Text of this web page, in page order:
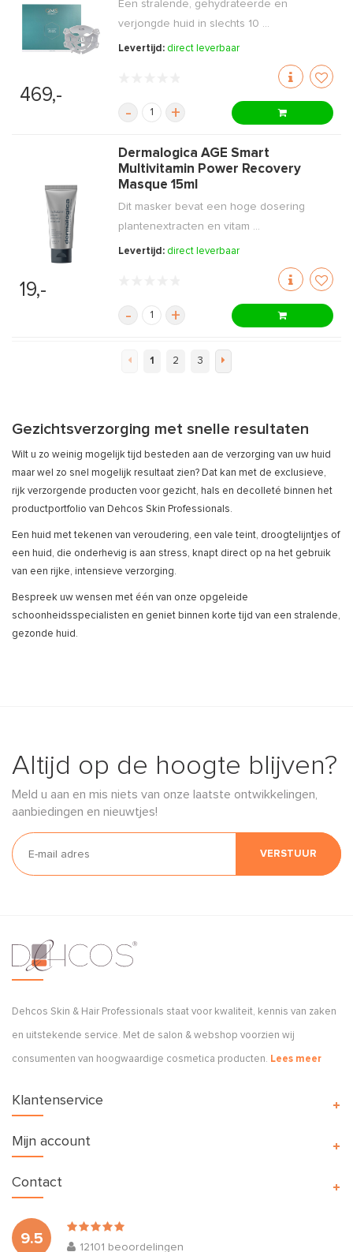
469,-
Een stralende, gehydrateerde en
verjongde huid in slechts 10 ...
Levertijd: direct leverbaar
- +
19,-
Dermalogica AGE Smart
Multivitamin Power Recovery
Masque 15ml
Dit masker bevat een hoge dosering
plantenextracten en vitam ...
Levertijd: direct leverbaar
- +
1 2 3
Gezichtsverzorging met snelle resultaten
Wilt u zo weinig mogelijk tijd besteden aan de verzorging van uw huid
maar wel zo snel mogelijk resultaat zien? Dat kan met de exclusieve,
rijk verzorgende producten voor gezicht, hals en decolleté binnen het
productportfolio van Dehcos Skin Professionals.
Een huid met tekenen van veroudering, een vale teint, droogtelijntjes of
een huid, die onderhevig is aan stress, knapt direct op na het gebruik
van een rijke, intensieve verzorging.
Bespreek uw wensen met één van onze opgeleide
schoonheidsspecialisten en geniet binnen korte tijd van een stralende,
gezonde huid.
Altijd op de hoogte blijven?
Meld u aan en mis niets van onze laatste ontwikkelingen,
aanbiedingen en nieuwtjes!
VERSTUUR
Dehcos Skin & Hair Professionals staat voor kwaliteit, kennis van zaken
en uitstekende service. Met de salon & webshop voorzien wij
consumenten van hoogwaardige cosmetica producten. Lees meer
Klantenservice
Mijn account
9.5
12101 beoordelingen
Contact